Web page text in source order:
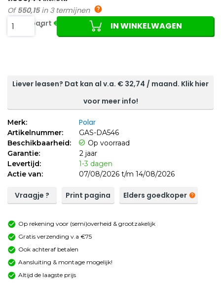
Of 550,15in 3 termijnen
Je bespaart €880,00 (39%)
1 IN WINKELWAGEN
Liever leasen? Dat kan al v.a. € 32,74 / maand. Klik hier
voor meer info!
Merk: Polar
Artikelnummer:
GAS-DA546
Beschikbaarheid:
Op voorraad
Garantie:
2 jaar
Levertijd:
1-3 dagen
Actie van:
07/08/2026 t/m 14/08/2026
Vraagje ? Print pagina Elders goedkoper
Op rekening voor (semi)overheid & grootzakelijk
Gratis verzending v.a €75
Ook achteraf betalen
Aansluiting & montage mogelijk!
Altijd de laagste prijs